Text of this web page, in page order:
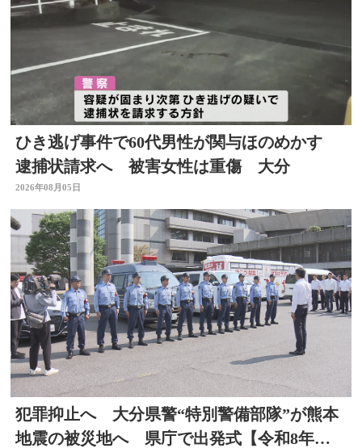
ひき逃げ事件で60代男性が関与ほのめかす
逮捕状請求へ 被害女性は重傷 大分
2026年08月05日
犯罪抑止へ 大分県警“特別警備部隊”が熊本
地震の被災地へ 県庁で出発式【令和8年熊